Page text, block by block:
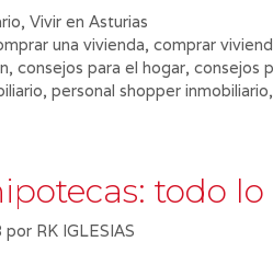
, Vivir en Asturias
una vivienda, comprar
, consejos para el hogar, consejos
, personal shopper inmobiliario,
todo
por RK IGLESIAS